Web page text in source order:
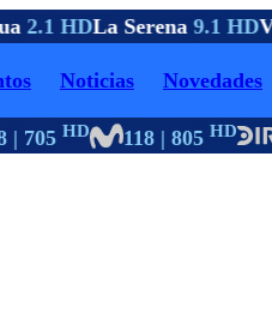
2.1 HDLa Serena9.1 HD
Noticias Novedades
705HD 118 | 805HD